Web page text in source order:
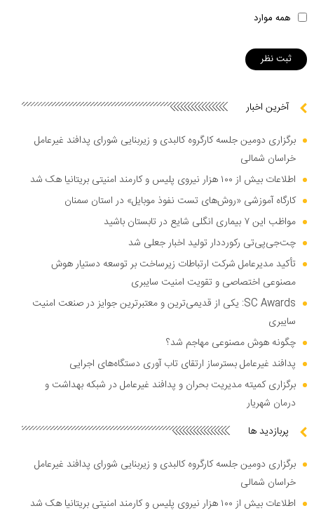
همه موارد
آخرین اخبار
برگزاری دومین جلسه کارگروه کالبدی و زیربنایی شورای پدافند غیرعامل
خراسان شمالی
اطلاعات بیش از ۱۰۰ هزار نیروی پلیس و کارمند امنیتی بریتانیا هک شد
کارگاه آموزشی «روش‌های تست نفوذ موبایل» در استان سمنان
مواظب این ۷ بیماری انگلی شایع در تابستان باشید
چت‌جی‌پی‌تی رکورددار تولید اخبار جعلی شد
تأکید مدیرعامل شرکت ارتباطات زیرساخت بر توسعه دستیار هوش
مصنوعی اختصاصی و تقویت امنیت سایبری
SC Awards: یکی از قدیمی‌ترین و معتبرترین جوایز در صنعت امنیت
سایبری
چگونه هوش مصنوعی مهاجم شد؟
پدافند غیرعامل بسترساز ارتقای تاب آوری دستگاه‌های اجرایی
برگزاری کمیته مدیریت بحران و پدافند غیرعامل در شبکه بهداشت و
درمان شهریار
پربازدید ها
برگزاری دومین جلسه کارگروه کالبدی و زیربنایی شورای پدافند غیرعامل
خراسان شمالی
اطلاعات بیش از ۱۰۰ هزار نیروی پلیس و کارمند امنیتی بریتانیا هک شد